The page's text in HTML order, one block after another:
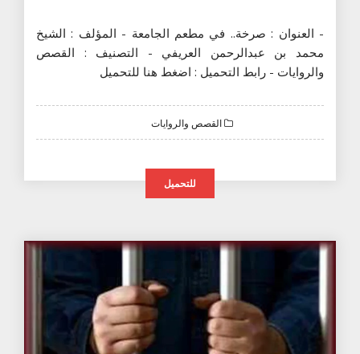
- العنوان : صرخة.. في مطعم الجامعة - المؤلف : الشيخ
محمد بن عبدالرحمن العريفي - التصنيف : القصص
والروايات - رابط التحميل : اضغط هنا للتحميل
القصص والروايات
للتحميل